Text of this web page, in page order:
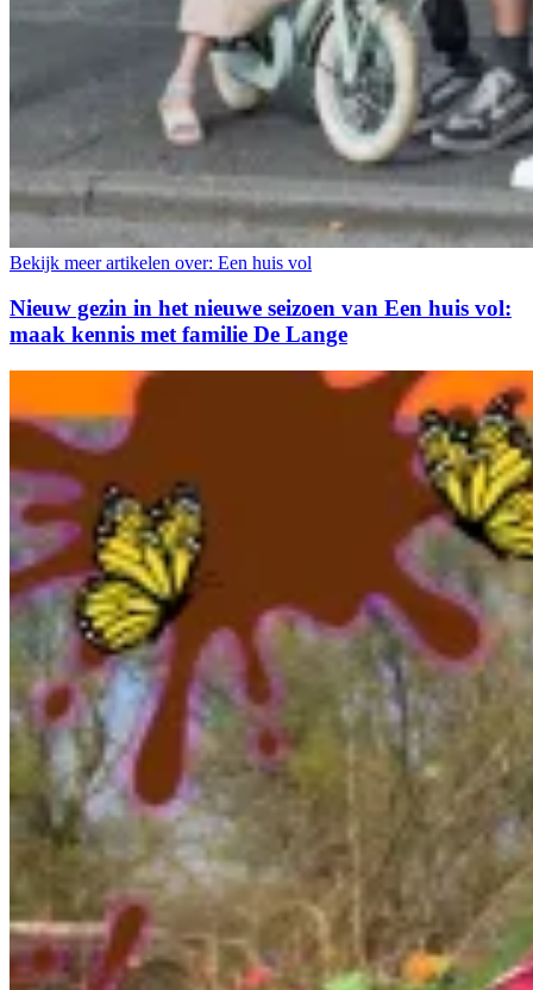
Bekijk meer artikelen over: Een huis vol
Nieuw gezin in het nieuwe seizoen van Een huis vol:
maak kennis met familie De Lange